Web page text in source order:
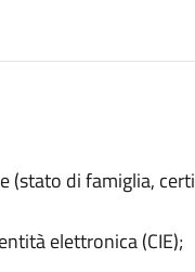
(stato di famiglia,
elettronica (CIE);